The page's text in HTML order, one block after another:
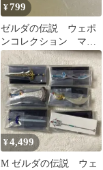
¥799
ゼルダの伝説 ウェポ
ンコレクション マス
ターソード
¥4,499
M ゼルダの伝説 ウェ